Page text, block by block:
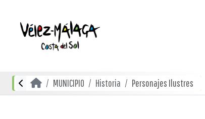
MUNICIPIO Historia Personajes Ilustres